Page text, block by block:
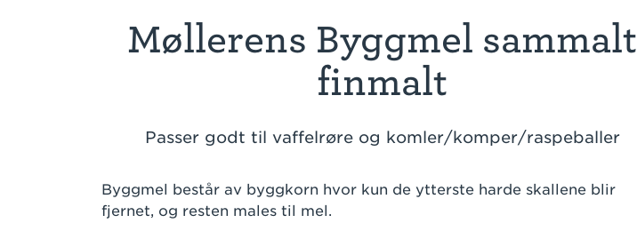
Møllerens Byggmel sammalt
finmalt
Passer godt til vaffelrøre og komler/komper/raspeballer
Byggmel består av byggkorn hvor kun de ytterste harde skallene blir
fjernet, og resten males til mel.